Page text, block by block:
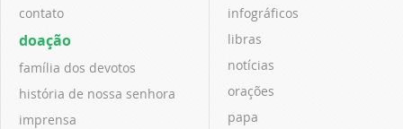
contato
doação
família dos devotos
história de nossa senhora
imprensa
infográficos
libras
notícias
orações
papa